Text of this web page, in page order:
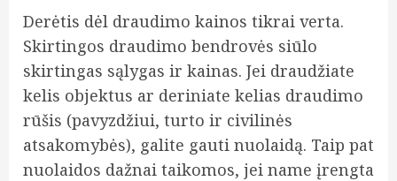
Derėtis dėl draudimo kainos tikrai verta.
Skirtingos draudimo bendrovės siūlo
skirtingas sąlygas ir kainas. Jei draudžiate
kelis objektus ar deriniate kelias draudimo
rūšis (pavyzdžiui, turto ir civilinės
atsakomybės), galite gauti nuolaidą. Taip pat
nuolaidos dažnai taikomos, jei name įrengta